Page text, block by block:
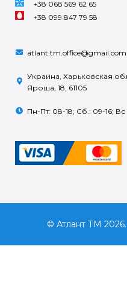
+38 068 569 62 65
+38 099 847 79 58
atlant.tm.office@gmail.com
Украина, Харьковская
Яроша, 18, 61105
Пн-Пт: 08-18; Сб.: 09-16;
© Атлант ТМ